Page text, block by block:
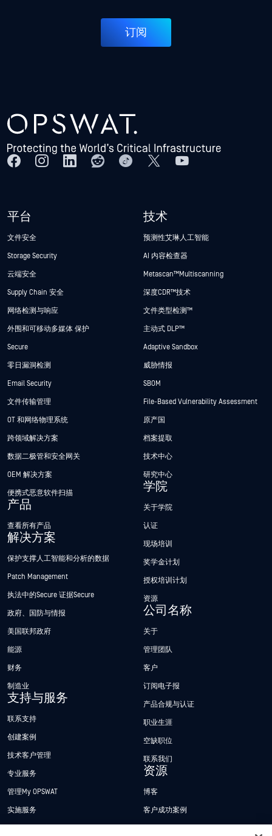
订阅
平台
文件安全
Storage Security
云端安全
Supply Chain 安全
网络检测与响应
外围和可移动多媒体 保护
Secure
零日漏洞检测
Email Security
文件传输管理
OT 和网络物理系统
跨领域解决方案
数据二极管和安全网关
OEM 解决方案
便携式恶意软件扫描
产品
查看所有产品
解决方案
保护支撑人工智能和分析的数据
Patch Management
执法中的Secure 证据Secure
政府、国防与情报
美国联邦政府
能源
财务
制造业
支持与服务
联系支持
创建案例
技术客户管理
专业服务
管理My OPSWAT
实施服务
技术
预测性艾琳人工智能
AI 内容检查器
Metascan™ Multiscanning
深度CDR™技术
文件类型检测™
主动式 DLP™
Adaptive Sandbox
威胁情报
SBOM
File-Based Vulnerability Assessment
原产国
档案提取
技术中心
研究中心
学院
关于学院
认证
现场培训
奖学金计划
授权培训计划
资源
公司名称
关于
管理团队
客户
订阅电子报
产品合规与认证
职业生涯
空缺职位
联系我们
资源
博客
客户成功案例